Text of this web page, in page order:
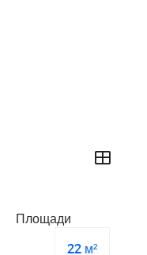
Площади
22 м²